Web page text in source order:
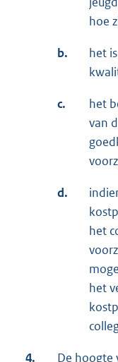
hoe
b.
het
c.
het
van
d.
het
het
4.
De hoogte